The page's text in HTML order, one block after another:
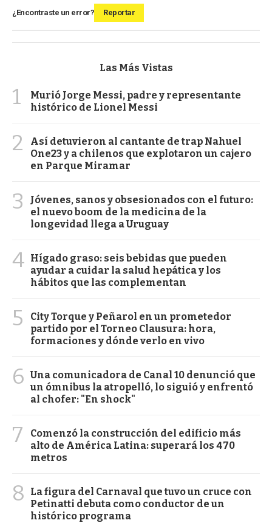
¿Encontraste un error? Reportar
Las Más Vistas
1
Murió Jorge Messi, padre y representante
histórico de Lionel Messi
2
Así detuvieron al cantante de trap Nahuel
One23 y a chilenos que explotaron un cajero
en Parque Miramar
3
Jóvenes, sanos y obsesionados con el futuro:
el nuevo boom de la medicina de la
longevidad llega a Uruguay
4 Hígado graso: seis bebidas que pueden
ayudar a cuidar la salud hepática y los
hábitos que las complementan
5
City Torque y Peñarol en un prometedor
partido por el Torneo Clausura: hora,
formaciones y dónde verlo en vivo
6 Una comunicadora de Canal 10 denunció que
un ómnibus la atropelló, lo siguió y enfrentó
al chofer: "En shock"
7
Comenzó la construcción del edificio más
alto de América Latina: superará los 470
metros
8
La figura del Carnaval que tuvo un cruce con
Petinatti debuta como conductor de un
histórico programa